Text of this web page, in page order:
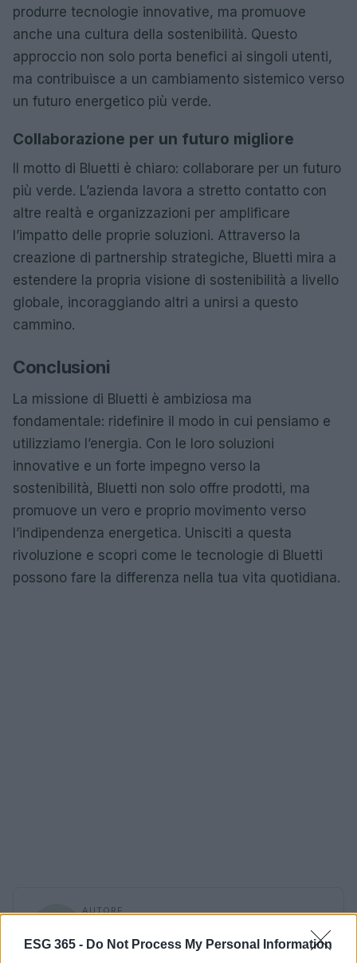
ESG 365 - Do Not Process My Personal Information
produrre tecnologie innovative, ma promuove
anche una cultura della sostenibilità. Questo
approccio non solo porta benefici ai singoli utenti,
ma contribuisce a un cambiamento sistemico verso
un futuro energetico più verde.
Collaborazione per un futuro migliore
Il motto di Bluetti è chiaro: collaborare per un futuro
più verde. L’azienda lavora a stretto contatto con
altre realtà e organizzazioni per amplificare
l’impatto delle proprie soluzioni. Attraverso la
creazione di partnership strategiche, Bluetti mira a
estendere la propria visione di sostenibilità a livello
globale, incoraggiando altri a unirsi a questo
cammino.
Conclusioni
La missione di Bluetti è ambiziosa ma
fondamentale: ridefinire il modo in cui pensiamo e
utilizziamo l’energia. Con le loro soluzioni
innovative e un forte impegno verso la
sostenibilità, Bluetti non solo offre prodotti, ma
promuove un vero e proprio movimento verso
l’indipendenza energetica. Unisciti a questa
rivoluzione e scopri come le tecnologie di Bluetti
possono fare la differenza nella tua vita quotidiana.
AUTORE